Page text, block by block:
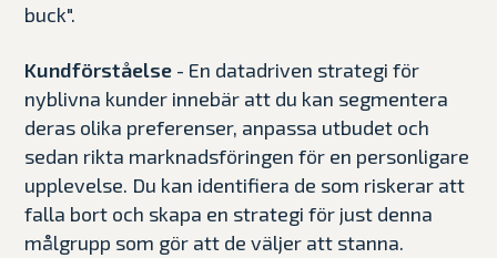
buck".
Kundförståelse - En datadriven strategi för
nyblivna kunder innebär att du kan segmentera
deras olika preferenser, anpassa utbudet och
sedan rikta marknadsföringen för en personligare
upplevelse. Du kan identifiera de som riskerar att
falla bort och skapa en strategi för just denna
målgrupp som gör att de väljer att stanna.